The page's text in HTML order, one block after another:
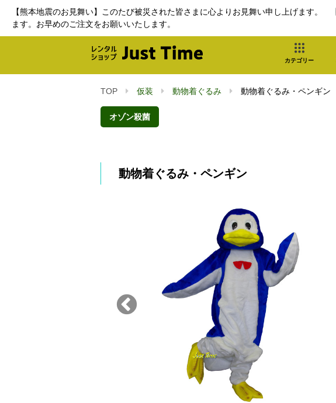
【熊本地震のお見舞い】このたび被災された皆さまに心よりお見舞い申し上げます
ます。お早めのご注文をお願いいたします。
カテゴリー
TOP 仮装 動物着ぐるみ 動物着ぐるみ・ペンギン
オゾン殺菌
動物着ぐるみ・ペンギン